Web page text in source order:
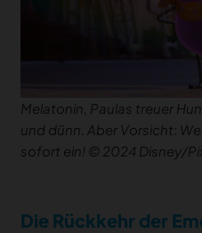
Melatonin, Paulas treuer
und dünn. Aber Vorsicht:
sofort ein! © 2024 Disney/
Die Rückkehr der